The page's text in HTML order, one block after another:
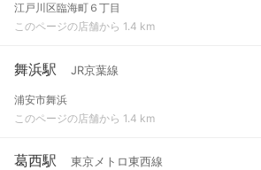
江戸川区臨海町６丁目
このページの店舗から 1.4 km
舞浜駅 JR京葉線
浦安市舞浜
このページの店舗から 1.4 km
葛西駅 東京メトロ東西線